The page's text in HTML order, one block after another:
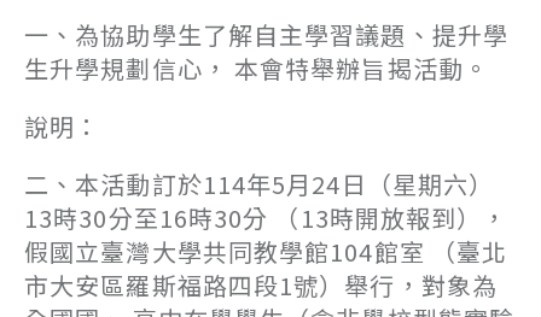
一、為協助學生了解自主學習議題、提升學
生升學規劃信心， 本會特舉辦旨揭活動。
說明：
二、本活動訂於114年5月24日（星期六）
13時30分至16時30分 （13時開放報到），
假國立臺灣大學共同教學館104館室 （臺北
市大安區羅斯福路四段1號）舉行，對象為